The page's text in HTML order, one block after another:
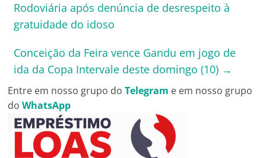
Rodoviária após denúncia de desrespeito à
gratuidade do idoso
Conceição da Feira vence Gandu em jogo de
ida da Copa Intervale deste domingo (10) →
Entre em nosso grupo doTelegram e em nosso grupo
doWhatsApp